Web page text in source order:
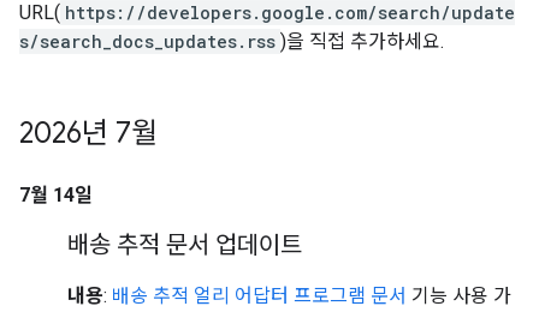
URL( https://developers.google.com/search/update
s/search_docs_updates.rss )을 직접 추가하세요.
2026년 7월
7월 14일
배송 추적 문서 업데이트
내용: 배송 추적 얼리 어답터 프로그램 문서 기능 사용 가